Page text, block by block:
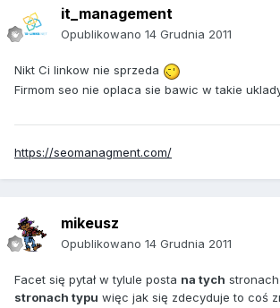
it_management
Opublikowano 14 Grudnia 2011
Nikt Ci linkow nie sprzeda
Firmom seo nie oplaca sie bawic w takie
https://seomanagment.com/
mikeusz
Opublikowano 14 Grudnia 2011
Facet się pytał w tylule posta na tych
stronach typu więc jak się zdecyduje to coś